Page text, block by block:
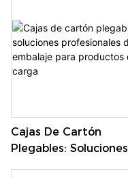
Cajas De Cartón
Plegables: Soluciones